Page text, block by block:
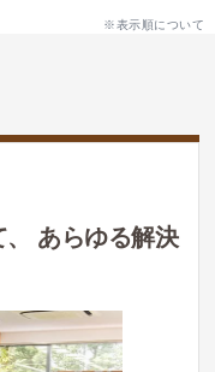
※表示順について
あらゆる解決